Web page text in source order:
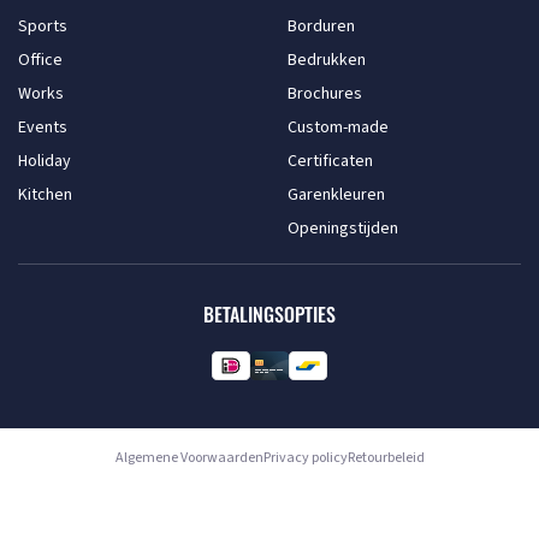
Sports
Office
Works
Events
Holiday
Kitchen
Borduren
Bedrukken
Brochures
Custom-made
Certificaten
Garenkleuren
Openingstijden
BETALINGSOPTIES
Algemene VoorwaardenPrivacy policyRetourbeleid